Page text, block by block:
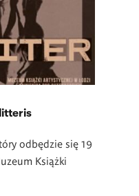
odbędzie się 19
Książki